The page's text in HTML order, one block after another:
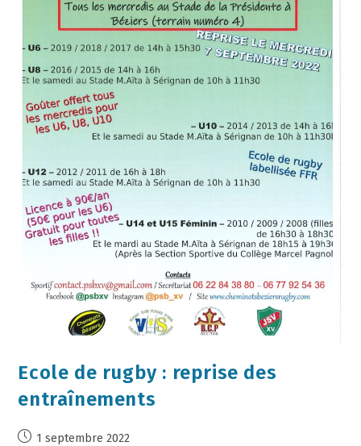
Ecole de rugby : reprise des
entraînements
1 septembre 2022